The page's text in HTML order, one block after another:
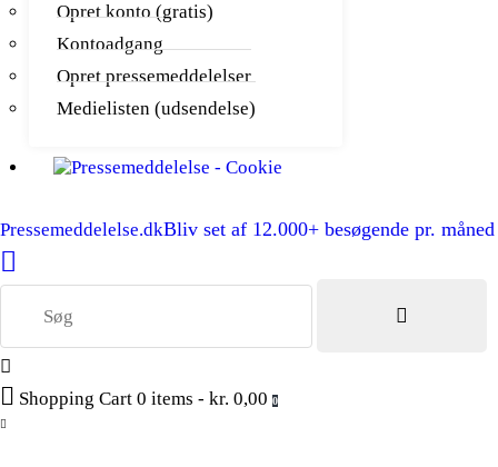
Opret konto (gratis)
Kontoadgang
Opret pressemeddelelser
Medielisten (udsendelse)
Pressemeddelelse.dkBliv set af 12.000+ besøgende pr. måned
Shopping Cart 0 items - kr. 0,00 0